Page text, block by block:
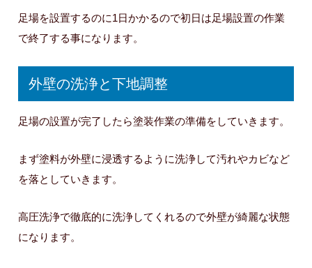
足場を設置するのに1日かかるので初日は足場設置の作業
で終了する事になります。
外壁の洗浄と下地調整
足場の設置が完了したら塗装作業の準備をしていきます。
まず塗料が外壁に浸透するように洗浄して汚れやカビなど
を落としていきます。
高圧洗浄で徹底的に洗浄してくれるので外壁が綺麗な状態
になります。